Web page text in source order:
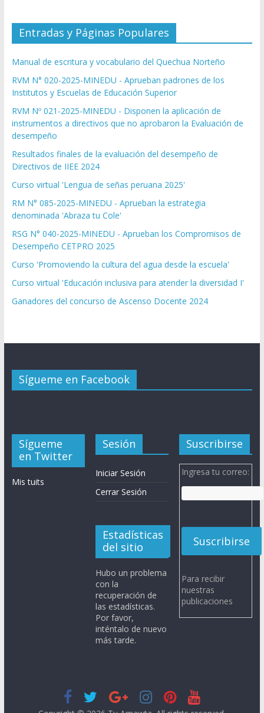
Entradas y Páginas Populares
Manual de escritura y vocabulario del Quechua Norteño
RVM N° 020-2025-MINEDU - Aprueban padrones de los
Institutos y Escuelas de Educación Superior
RVM Nº 021-2025-MINEDU - Disponen la aplicación de
instrumentos a directivos que no aprobaron la Evaluación de
desempeño
Resultados finales de la evaluación del desempeño de
Directivos de IIEE 2024
Curso virtual 'Lengua de señas peruana 2025'
RM N° 085-2025-MINEDU - Aprueban la estrategia
denominada 'Abraza tu Cole'
RSG N° 040-2025-MINEDU - Aprueban los Compromisos de
Desempeño CETPRO 2025
Curso 'Promoviendo la cultura del agua desde la escuela'
Curso virtual 'Educación inclusiva para atender la diversidad I'
Ganadores del concurso de Ascenso Docente 2024
Sígueme en Facebook
Sígueme
en Twitter
Mis tuits
Sesión
Iniciar Sesión
Cerrar Sesión
Estadísticas
del sitio
Hubo un problema
con la
recuperación de
las estadísticas.
Por favor,
inténtalo de nuevo
más tarde.
Suscribirse
Ingresa tu correo:
Para recibir
nuestras
publicaciones